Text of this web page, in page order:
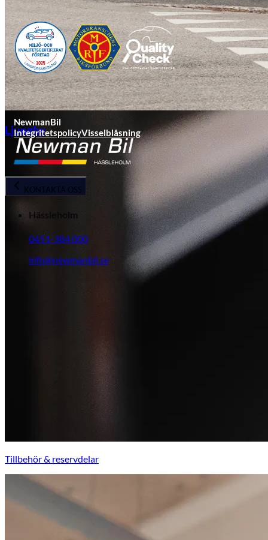
Tillbehör & reservdelar
Ljungby
NewmanBil
IntegritetspolicyVisselblåsning
KONTAKTA OSS
Hässleholm
0451-384 000
info@newmanbil.se